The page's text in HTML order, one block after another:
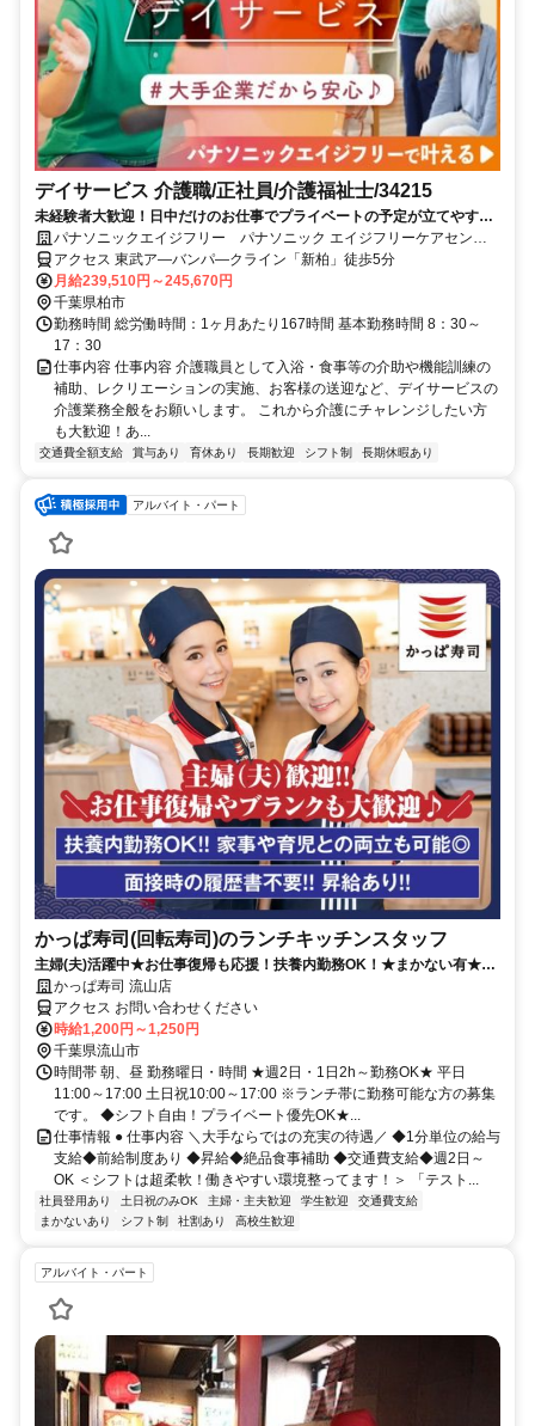
デイサービス 介護職/正社員/介護福祉士/34215
未経験者大歓迎！日中だけのお仕事でプライベートの予定が立てやすい
ですよ！入社時の研修や介護技術、知識向上のコンテンツも多数ありス
キルアップ可能◎
パナソニックエイジフリー パナソニック エイジフリーケアセンタ
ー柏豊住・デイサービス
アクセス 東武ア―バンパ―クライン「新柏」徒歩5分
月給239,510円～245,670円
千葉県柏市
勤務時間 総労働時間：1ヶ月あたり167時間 基本勤務時間 8：30～
17：30
仕事内容 仕事内容 介護職員として入浴・食事等の介助や機能訓練の
補助、レクリエーションの実施、お客様の送迎など、デイサービスの
介護業務全般をお願いします。 これから介護にチャレンジしたい方
も大歓迎！あ...
交通費全額支給 賞与あり 育休あり 長期歓迎 シフト制 長期休暇あり
アルバイト・パート
かっぱ寿司(回転寿司)のランチキッチンスタッフ
主婦(夫)活躍中★お仕事復帰も応援！扶養内勤務OK！★まかない有★短
時間OK★履歴書不要
かっぱ寿司 流山店
アクセス お問い合わせください
時給1,200円～1,250円
千葉県流山市
時間帯 朝、昼 勤務曜日・時間 ★週2日・1日2h～勤務OK★ 平日
11:00～17:00 土日祝10:00～17:00 ※ランチ帯に勤務可能な方の募集
です。 ◆シフト自由！プライベート優先OK★...
仕事情報 ● 仕事内容 ＼大手ならではの充実の待遇／ ◆1分単位の給与
支給◆前給制度あり ◆昇給◆絶品食事補助 ◆交通費支給◆週2日～
OK ＜シフトは超柔軟！働きやすい環境整ってます！＞ 「テスト...
社員登用あり 土日祝のみOK 主婦・主夫歓迎 学生歓迎
交通費支給
まかないあり
シフト制 社割あり 高校生歓迎
アルバイト・パート